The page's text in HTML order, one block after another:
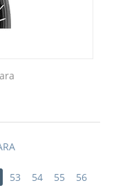
53 54 55
56